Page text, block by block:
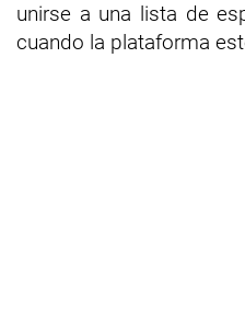
unirse a una lista de
cuando la plataforma